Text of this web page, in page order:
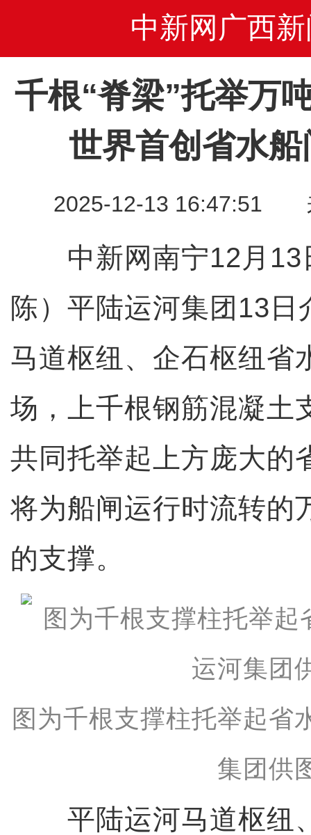
中新网广西新
千根“脊梁”托举万
世界首创省水
2025-12-13 16:47:51
中新网南宁12月13
陈）平陆运河集团13日
马道枢纽、企石枢纽省
场，上千根钢筋混凝土
共同托举起上方庞大的
将为船闸运行时流转的
的支撑。
图为千根支撑柱托举起省
集团供
平陆运河马道枢纽